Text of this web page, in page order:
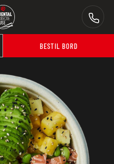
BESTIL BORD